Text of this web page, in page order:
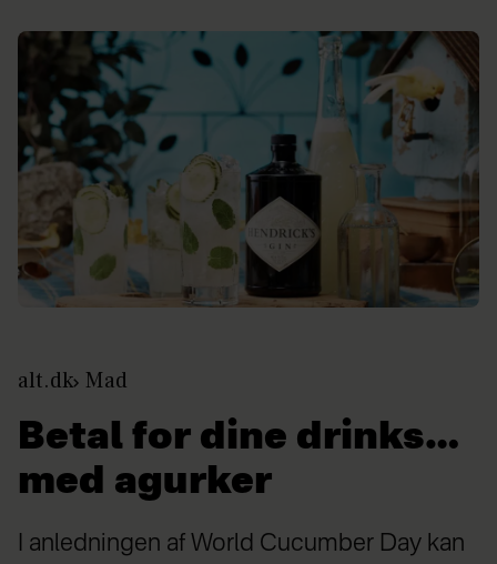
alt.dk Mad
Betal for dine drinks…
med agurker
I anledningen af World Cucumber Day kan